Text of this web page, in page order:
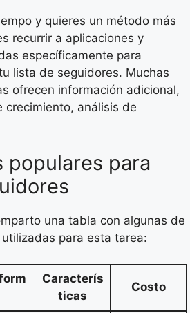
y quieres un método más
recurrir a aplicaciones y
específicamente para
lista de seguidores. Muchas
ofrecen información adicional,
crecimiento, análisis de
populares para
una tabla con algunas de
para esta tarea:
Caracterís
ticas
Costo